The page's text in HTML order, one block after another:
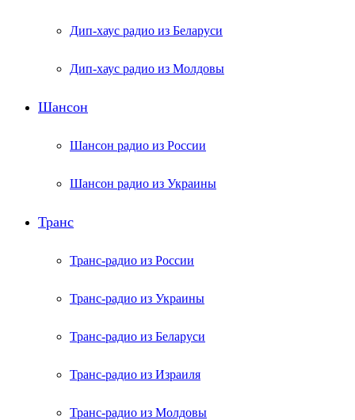
Дип-хаус радио из Беларуси
Дип-хаус радио из Молдовы
Шансон
Шансон радио из России
Шансон радио из Украины
Транс
Транс-радио из России
Транс-радио из Украины
Транс-радио из Беларуси
Транс-радио из Израиля
Транс-радио из Молдовы